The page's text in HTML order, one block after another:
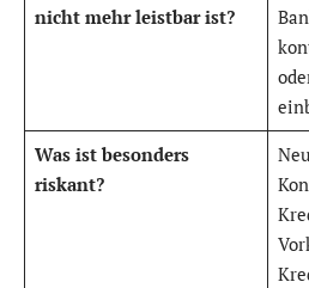
nicht mehr leistbar ist?
Was ist besonders
riskant?